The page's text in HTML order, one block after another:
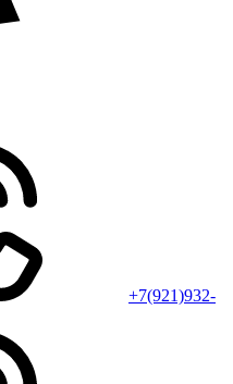
+7(921)932-